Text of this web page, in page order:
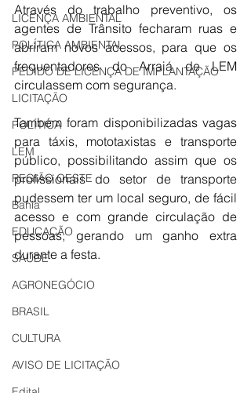
LICENÇA AMBIENTAL
POLÍTICA AMBIENTAL
PEDIDO DE LICENÇA DE IMPLANTAÇÃO
LICITAÇÃO
POLÍTICA
LEM
REGIÃO OESTE
Bahia
EDUCAÇÃO
SAÚDE
AGRONEGÓCIO
BRASIL
CULTURA
AVISO DE LICITAÇÃO
Através do trabalho preventivo, os
agentes de Trânsito fecharam ruas e
abriram novos acessos, para que os
frequentadores do Arraiá de LEM
circulassem com segurança.
Também foram disponibilizadas vagas
para táxis, mototaxistas e transporte
público, possibilitando assim que os
profissionais do setor de transporte
pudessem ter um local seguro, de fácil
acesso e com grande circulação de
pessoas, gerando um ganho extra
durante a festa.